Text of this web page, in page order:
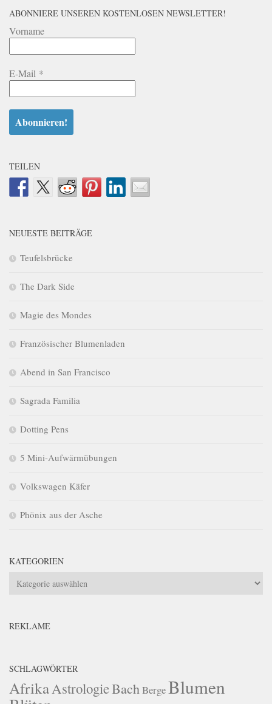
ABONNIERE UNSEREN KOSTENLOSEN NEWSLETTER!
Vorname
E-Mail *
TEILEN
NEUESTE BEITRÄGE
Teufelsbrücke
The Dark Side
Magie des Mondes
Französischer Blumenladen
Abend in San Francisco
Sagrada Familia
Dotting Pens
5 Mini-Aufwärmübungen
Volkswagen Käfer
Phönix aus der Asche
KATEGORIEN
Kategorien
REKLAME
SCHLAGWÖRTER
Afrika AstrologieBach BergeBlumen